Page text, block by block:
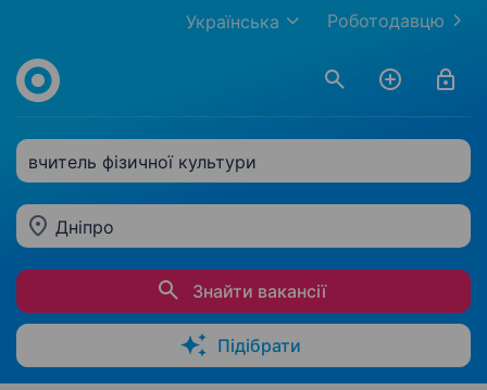
Роботодавцю
Українська
вчитель фізичної культури
Дніпро
Знайти вакансії
Підібрати